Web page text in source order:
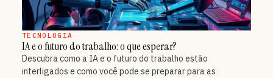
TECNOLOGIA
IA e o futuro do trabalho: o que esperar?
Descubra como a IA e o futuro do trabalho estão
interligados e como você pode se preparar para as